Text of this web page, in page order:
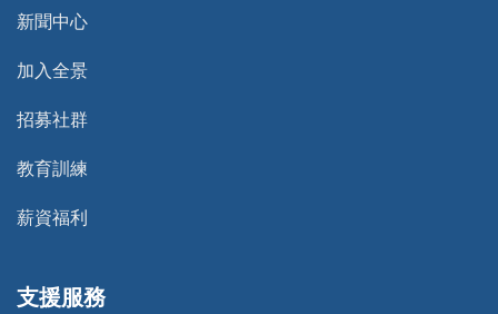
新聞中心
加入全景
招募社群
教育訓練
薪資福利
支援服務